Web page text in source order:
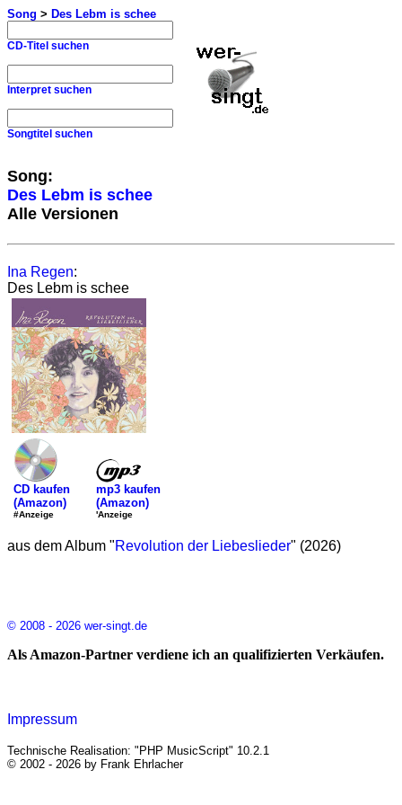
Song > Des Lebm is schee
CD-Titel suchen
Interpret suchen
Songtitel suchen
Song:
Des Lebm is schee
Alle Versionen
Ina Regen:
Des Lebm is schee
CD kaufen
(Amazon)
#Anzeige
mp3 kaufen
(Amazon)
'Anzeige
aus dem Album "Revolution der Liebeslieder" (2026)
© 2008 - 2026 wer-singt.de
Als Amazon-Partner verdiene ich an qualifizierten Verkäufen.
Impressum
Technische Realisation: "PHP MusicScript" 10.2.1
© 2002 - 2026 by Frank Ehrlacher